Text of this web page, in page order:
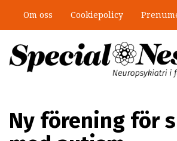
huvudinnehåll
Om oss Cookiepolicy
Ny förening för
”Jobbet gick bra –
stödet bort”